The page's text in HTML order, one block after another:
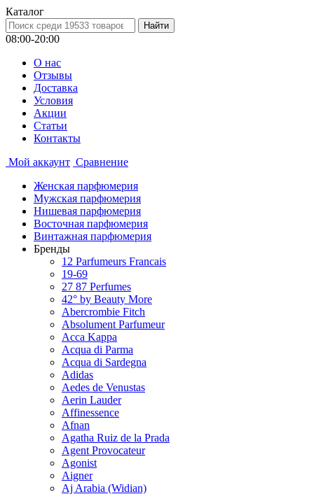
Каталог
08:00-20:00
О нас
Отзывы
Доставка
Условия
Aкции
Статьи
Контакты
Мой аккаунт Сравнение
Женская парфюмерия
Мужская парфюмерия
Нишевая парфюмерия
Восточная парфюмерия
Винтажная парфюмерия
Бренды
12 Parfumeurs Francais
19-69
27 87 Perfumes
42° by Beauty More
Abercrombie Fitch
Absolument Parfumeur
Acca Kappa
Acqua di Parma
Acqua di Sardegna
Adidas
Aedes de Venustas
Aerin Lauder
Affinessence
Afnan
Agatha Ruiz de la Prada
Agent Provocateur
Agonist
Aigner
Aj Arabia (Widian)